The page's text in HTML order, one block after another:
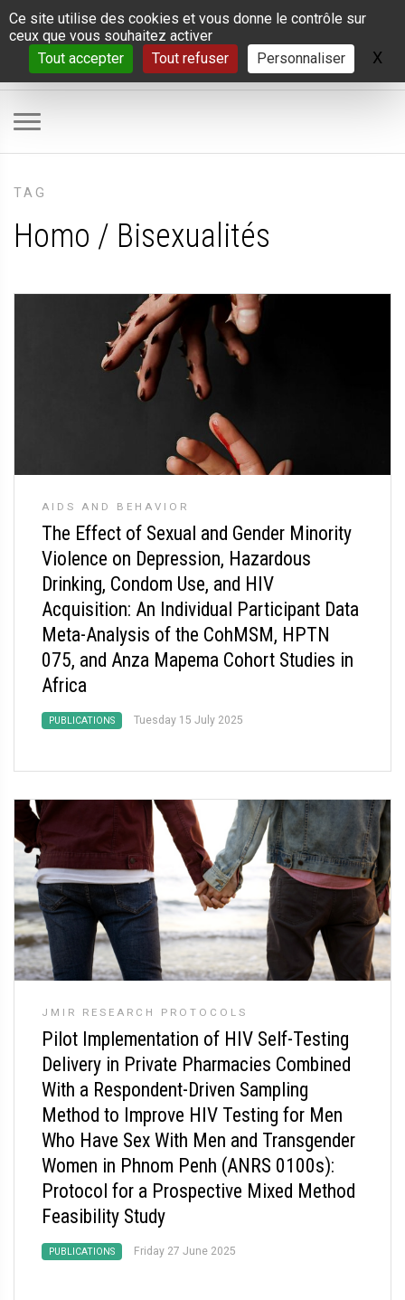
Panneau de gestion des cookies
Ce site utilise des cookies et vous donne le contrôle sur
ceux que vous souhaitez activer
Tout accepter
Tout refuser Personnaliser X
TAG
Homo / Bisexualités
AIDS AND BEHAVIOR
The Effect of Sexual and Gender Minority
Violence on Depression, Hazardous
Drinking, Condom Use, and HIV
Acquisition: An Individual Participant Data
Meta-Analysis of the CohMSM, HPTN
075, and Anza Mapema Cohort Studies in
Africa
PUBLICATIONS Tuesday 15 July 2025
JMIR RESEARCH PROTOCOLS
Pilot Implementation of HIV Self-Testing
Delivery in Private Pharmacies Combined
With a Respondent-Driven Sampling
Method to Improve HIV Testing for Men
Who Have Sex With Men and Transgender
Women in Phnom Penh (ANRS 0100s):
Protocol for a Prospective Mixed Method
Feasibility Study
PUBLICATIONS Friday 27 June 2025